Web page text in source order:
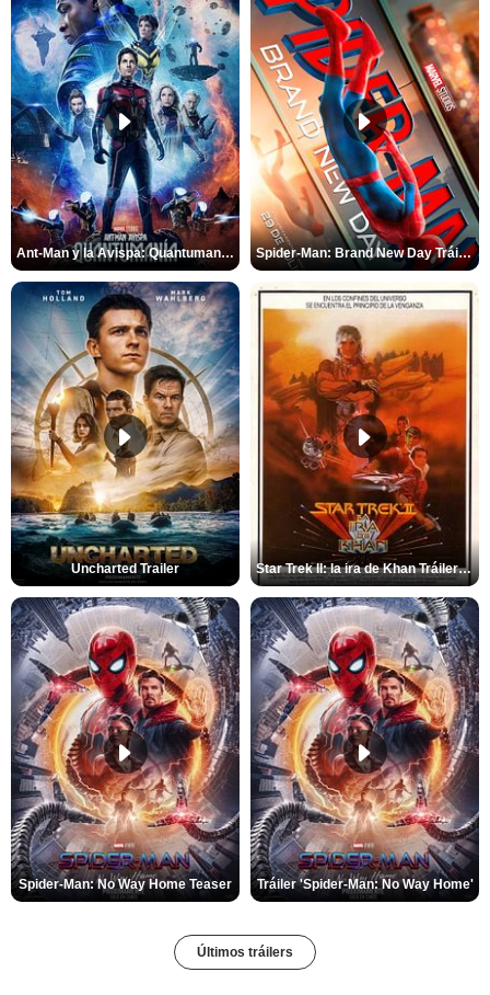
Ant-Man y la Avispa: Quantumanía Tráiler (2) Spider-Man: Brand New Day Tráiler (3)
Uncharted Trailer Star Trek II: la ira de Khan Tráiler VO
Spider-Man: No Way Home Teaser Tráiler 'Spider-Man: No Way Home'
Últimos tráilers